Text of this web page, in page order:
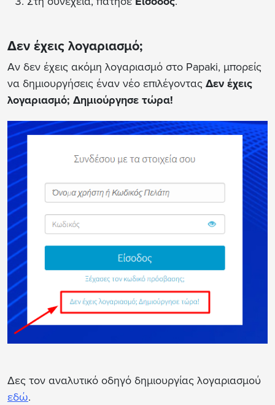
Δεν έχεις λογαριασμό;
Αν δεν έχεις ακόμη λογαριασμό στο Papaki, μπορείς
να δημιουργήσεις έναν νέο επιλέγοντας Δεν έχεις
λογαριασμό; Δημιούργησε τώρα!
Δες τον αναλυτικό οδηγό δημιουργίας λογαριασμού
εδώ.